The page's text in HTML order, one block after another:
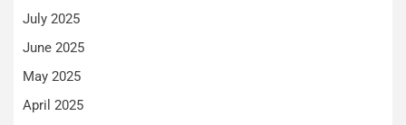
July 2025
June 2025
May 2025
April 2025